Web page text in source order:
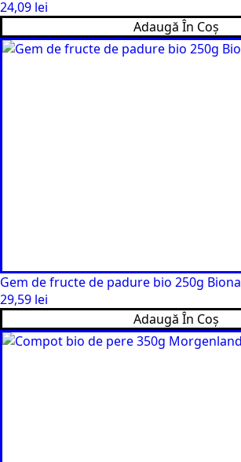
24,09 lei
Adaugă În Coș
Gem de fructe de padure bio 250g Biona
29,59 lei
Adaugă În Coș